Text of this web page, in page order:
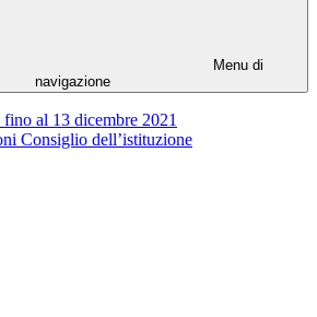
Menu di
navigazione
al 13 dicembre 2021
Consiglio dell’istituzione